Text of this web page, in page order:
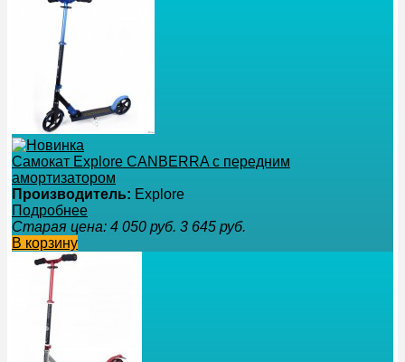
Самокат Explore CANBERRA с передним
амортизатором
Производитель: Explore
Подробнее
Старая цена: 4 050 руб. 3 645 руб.
В корзину